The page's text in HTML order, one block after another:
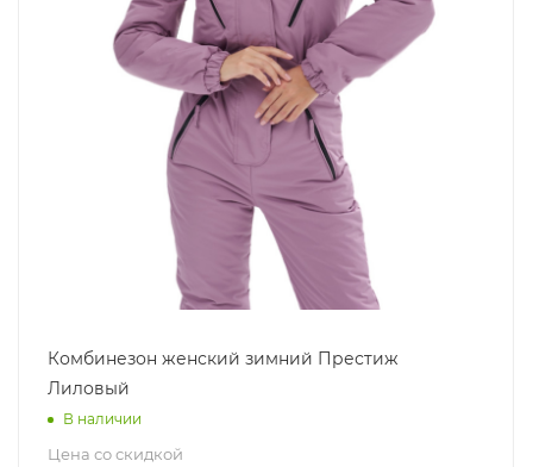
Комбинезон женский зимний Престиж
Лиловый
В наличии
Цена со скидкой